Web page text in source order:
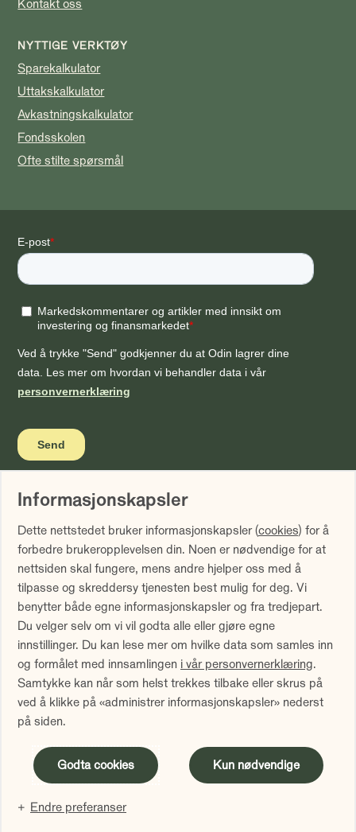
Kontakt oss
NYTTIGE VERKTØY
Sparekalkulator
Uttakskalkulator
Avkastningskalkulator
Fondsskolen
Ofte stilte spørsmål
Vi gjør oppmerksom på at historisk avkastning ikke er noen
garanti for fremtidig avkastning. Fremtidig avkastning vil
blant annet avhenge av markedsutviklingen, forvalters
dyktighet, fondets risiko samt kostnader ved forvaltning.
Avkastningen kan bli negativ som følge av kurstap.
Avkastningen er fratrukket årlig forvaltningshonorar.
Avkastning utover 12 måneder er annualisert. Tallene er
oppgitt i NOK.
Sammenlign våre priser med andre selskaper på
Finansportalen.no
Innholdet på denne siden er markedsføring
Administrer informasjonskapsler
Informasjonskapsler
Dette nettstedet bruker informasjonskapsler (cookies) for å
forbedre brukeropplevelsen din. Noen er nødvendige for at
nettsiden skal fungere, mens andre hjelper oss med å
tilpasse og skreddersy tjenesten best mulig for deg. Vi
benytter både egne informasjonskapsler og fra tredjepart.
Du velger selv om vi vil godta alle eller gjøre egne
innstillinger. Du kan lese mer om hvilke data som samles inn
og formålet med innsamlingen i vår personvernerklæring.
Samtykke kan når som helst trekkes tilbake eller skrus på
ved å klikke på «administrer informasjonskapsler» nederst
på siden.
Godta cookies Kun nødvendige
Endre preferanser